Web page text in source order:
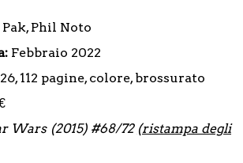
Phil Noto
Febbraio 2022
112 pagine, colore, brossurato
Wars (2015) #68/72 (ristampa degli